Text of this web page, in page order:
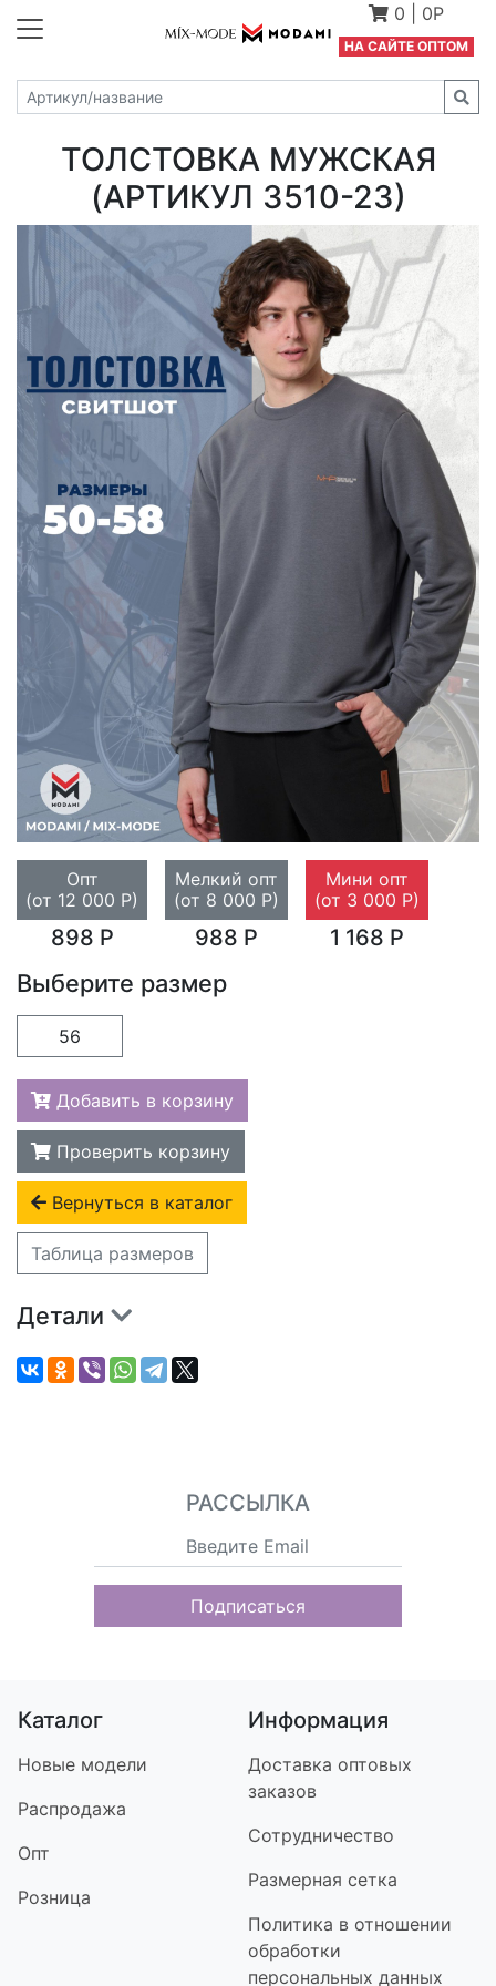
0 0Р
НА САЙТЕ ОПТОМ
ТОЛСТОВКА МУЖСКАЯ
(АРТИКУЛ 3510-23)
Опт
(от 12 000 Р)
898 Р
Мелкий опт
(от 8 000 Р)
988 Р
Мини опт
(от 3 000 Р)
1 168 Р
Выберите размер
56
Добавить в корзину
Проверить корзину
Вернуться в каталог
Таблица размеров
Детали
РАССЫЛКА
Подписаться
Каталог
Новые модели
Распродажа
Опт
Розница
Информация
Доставка оптовых
заказов
Сотрудничество
Размерная сетка
Политика в отношении
обработки
персональных данных